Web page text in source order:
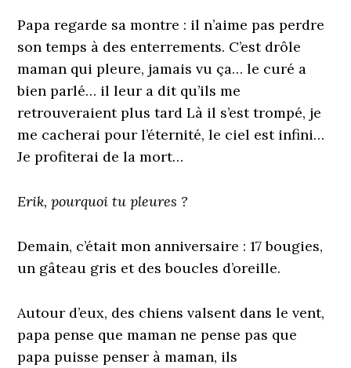
Papa regarde sa montre : il n’aime pas perdre
son temps à des enterrements. C’est drôle
maman qui pleure, jamais vu ça… le curé a
bien parlé… il leur a dit qu’ils me
retrouveraient plus tard Là il s’est trompé, je
me cacherai pour l’éternité, le ciel est infini…
Je profiterai de la mort…
Erik, pourquoi tu pleures ?
Demain, c’était mon anniversaire : 17 bougies,
un gâteau gris et des boucles d’oreille.
Autour d’eux, des chiens valsent dans le vent,
papa pense que maman ne pense pas que
papa puisse penser à maman, ils